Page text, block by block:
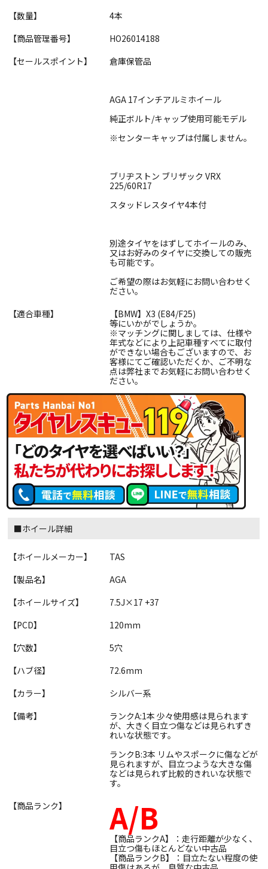
【数量】
4本
【商品管理番号】
HO26014188
【セールスポイント】
倉庫保管品
AGA 17インチアルミホイール
純正ボルト/キャップ使用可能モデル
※センターキャップは付属しません。
ブリヂストン ブリザック VRX
225/60R17
スタッドレスタイヤ4本付
別途タイヤをはずしてホイールのみ、
又はお好みのタイヤに交換しての販売
も可能です。
ご希望の際はお気軽にお問い合わせく
ださい。
【適合車種】
【BMW】X3 (E84/F25)
等にいかがでしょうか。
※マッチングに関しましては、仕様や
年式などにより上記車種すべてに取付
ができない場合もございますので、お
客様にてご確認いただくか、ご不明な
点は弊社までお気軽にお問い合わせく
ださい。
■ホイール詳細
【ホイールメーカー】
TAS
【製品名】
AGA
【ホイールサイズ】
7.5J×17 +37
【PCD】
120mm
【穴数】
5穴
【ハブ径】
72.6mm
【カラー】
シルバー系
【備考】
ランクA:1本 少々使用感は見られます
が、大きく目立つ傷などは見られずき
れいな状態です。
ランクB:3本 リムやスポークに傷などが
見られますが、目立つような大きな傷
などは見られず比較的きれいな状態で
す。
【商品ランク】
A/B
【商品ランクA】：走行距離が少なく、
目立つ傷もほとんどない中古品
【商品ランクB】：目立たない程度の使